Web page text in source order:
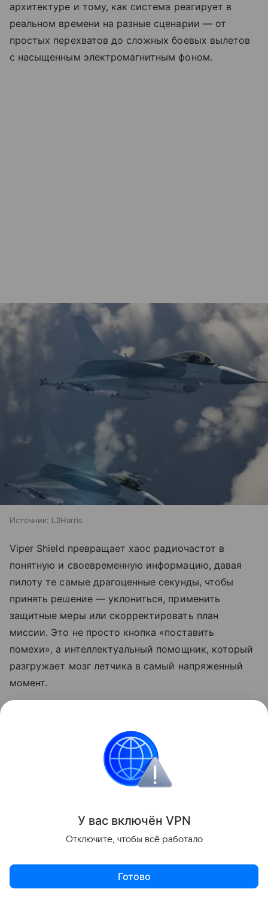
архитектуре и тому, как система реагирует в
реальном времени на разные сценарии — от
простых перехватов до сложных боевых вылетов
с насыщенным электромагнитным фоном.
Источник: L3Harris
Viper Shield превращает хаос радиочастот в
понятную и своевременную информацию, давая
пилоту те самые драгоценные секунды, чтобы
принять решение — уклониться, применить
защитные меры или скорректировать план
миссии. Это не просто кнопка «поставить
помехи», а интеллектуальный помощник, который
разгружает мозг летчика в самый напряженный
момент.
способность новой системы действовать в
условиях агрессивной и насыщенной
электромагнитной обстановки. На сегодняшний
день восемь стран уже выбрали Viper Shield для
производство 233 систем, и L3Harris уверенно
качества.
У вас включён VPN
Отключите, чтобы всё работало
Готово